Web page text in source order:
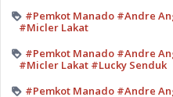
#Pemkot Manado #Andre
#Micler Lakat
#Pemkot Manado #Andre
#Micler Lakat #Lucky Senduk
#Pemkot Manado #Andre